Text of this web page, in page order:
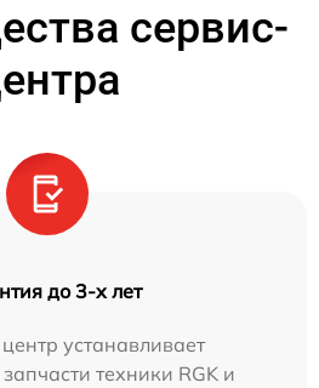
сервис-
до 3-х лет
устанавливает
техники RGK и